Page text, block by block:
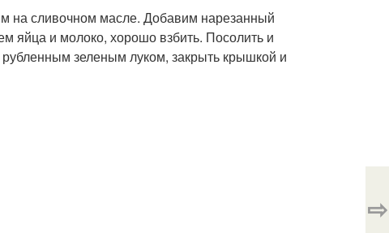
на сливочном масле. Добавим нарезанный
яйца и молоко, хорошо взбить. Посолить и
зеленым луком, закрыть крышкой и
⇨